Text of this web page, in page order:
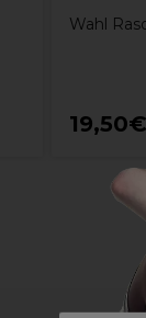
Wahl
19,50€